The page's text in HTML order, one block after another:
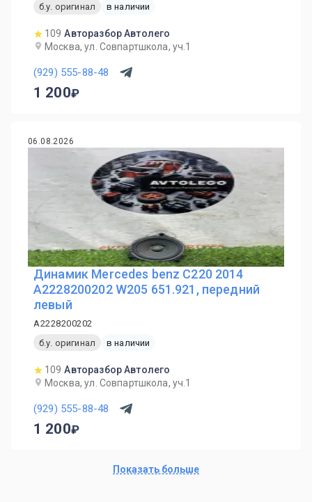
б.у. оригинал
в наличии
109 Авторазбор Автолего
Москва, ул. Совпартшкола, уч.1
(929) 555-88-48
1 200
06.08.2026
Динамик Mercedes benz C220 2014
A2228200202 W205 651.921, передний
левый
A2228200202
б.у. оригинал
в наличии
109 Авторазбор Автолего
Москва, ул. Совпартшкола, уч.1
(929) 555-88-48
1 200
Показать больше